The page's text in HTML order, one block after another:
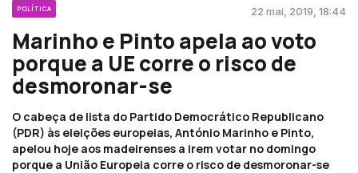
POLÍTICA 22 mai, 2019, 18:44
Marinho e Pinto apela ao voto
porque a UE corre o risco de
desmoronar-se
O cabeça de lista do Partido Democrático Republicano
(PDR) às eleições europeias, António Marinho e Pinto,
apelou hoje aos madeirenses a irem votar no domingo
porque a União Europeia corre o risco de desmoronar-se